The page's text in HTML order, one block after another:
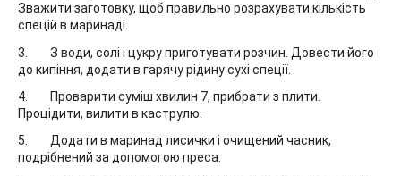
Зважити заготовку, щоб правильно розрахувати кількість
спецій в маринаді.
З води, солі і цукру приготувати розчин. Довести його
до кипіння, додати в гарячу рідину сухі спеції.
Проварити суміш хвилин 7, прибрати з плити.
Процідити, вилити в каструлю.
Додати в маринад лисички і очищений часник,
подрібнений за допомогою преса.